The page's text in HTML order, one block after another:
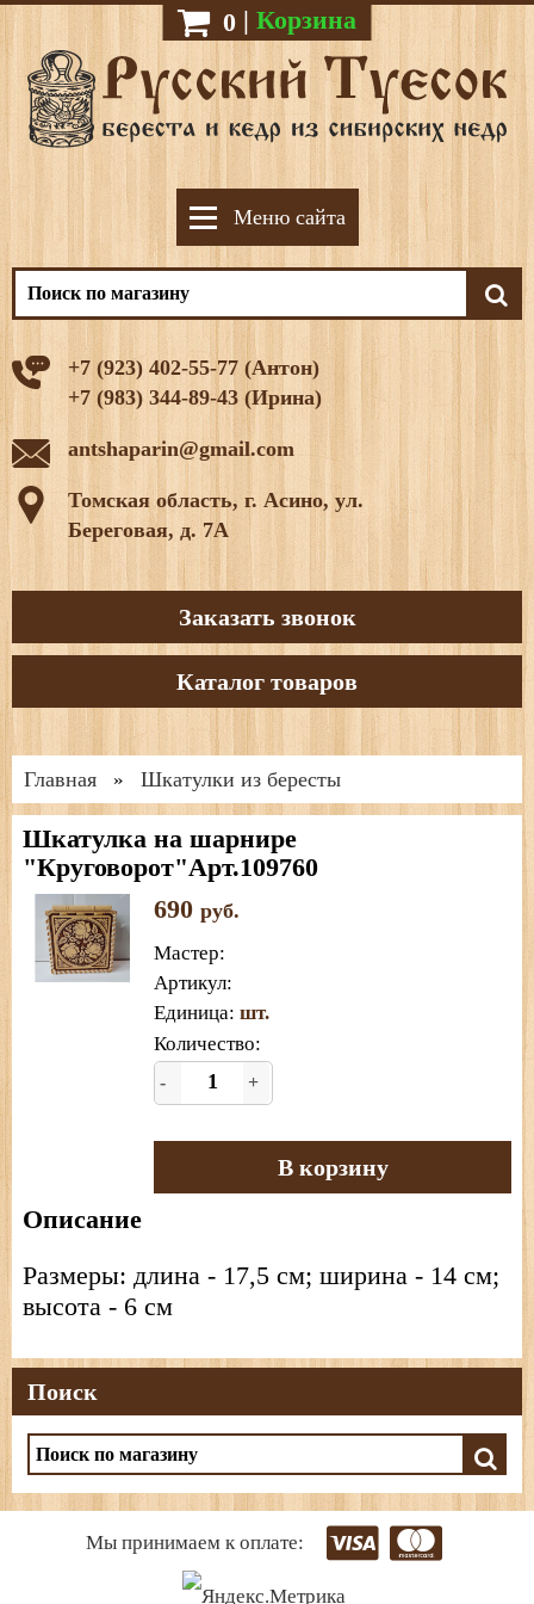
0 | Корзина
Меню сайта
+7 (923) 402-55-77 (Антон)
+7 (983) 344-89-43 (Ирина)
antshaparin@gmail.com
Томская область, г. Асино, ул.
Береговая, д. 7А
Заказать звонок
Каталог товаров
Главная » Шкатулки из бересты
Шкатулка на шарнире
"Круговорот"Арт.109760
690 руб.
Мастер:
Артикул:
Единица: шт.
Количество:
- +
В корзину
Описание
Размеры: длина - 17,5 см; ширина - 14 см;
высота - 6 см
Поиск
Мы принимаем к оплате: